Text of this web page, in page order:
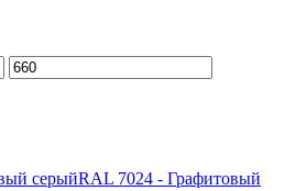
серыйRAL 7024 - Графитовый